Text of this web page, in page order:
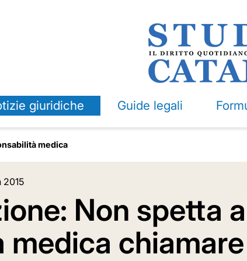
giuridiche Guide legali
medica
2015
Non spetta
chiamare